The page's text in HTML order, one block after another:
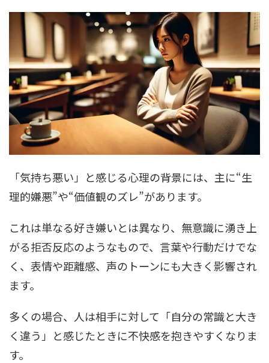
「気持ち悪い」と感じる心理の背景には、主に“生
理的嫌悪”や“価値観のズレ”があります。
これは単なる好き嫌いとは異なり、無意識に湧き上
がる拒否反応のようなもので、言葉や行動だけでな
く、表情や距離感、声のトーンにも大きく影響され
ます。
多くの場合、人は相手に対して「自分の常識と大き
く違う」と感じたときに不快感を抱きやすくなりま
す。